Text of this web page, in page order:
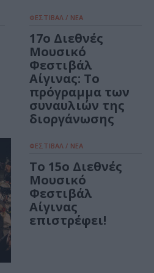
ΦΕΣΤΙΒΑΛ / ΝΕΑ
17ο Διεθνές
Μουσικό
Φεστιβάλ
Αίγινας: Το
πρόγραμμα των
συναυλιών της
διοργάνωσης
ΦΕΣΤΙΒΑΛ / ΝΕΑ
Το 15ο Διεθνές
Μουσικό
Φεστιβάλ
Αίγινας
επιστρέφει!